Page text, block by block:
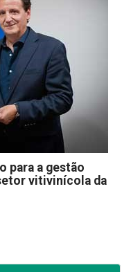
para a gestão
vitivinícola da